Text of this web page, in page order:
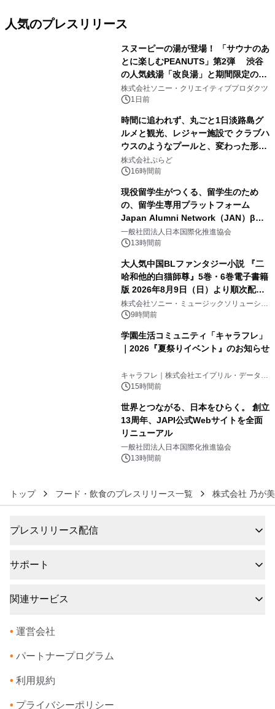
人気のプレスリリース
スヌーピーの湯が登場！ 「サウナのあ
とに楽しむPEANUTS」第2弾 渋谷
の人気銭湯「改良湯」と期間限定のコ
ラボレーション サウナイキタイコラ
ボグッズも発売決定！
株式会社ソニー・クリエイティブプロダクツ
1日前
時間に追われず、丸ごと1日淡路島グ
ルメと観光、レジャー施設で クラブハ
ウスのようなプールと、変わった形の
サウナも 「THE BOXY AWAJI」のお
得な素泊まり連泊プランで
株式会社ぷらど
16時間前
現役留学生がつくる、留学生のため
の、留学生専用プラットフォーム
Japan Alumni Network（JAN）β版
をリリース
一般社団法人日本国際化推進協会
13時間前
大人気中国BLファンタジー小説 『二
哈和他的白猫師尊』5巻・6巻電子書籍
版 2026年8月9日（日）より順次配信
開始
株式会社ソニー・ミュージックソリューショ
ンズ9時間前
学園生活コミュニティ「キャラフレ」
｜2026『夏祭りイベント』のお知らせ
キャラフレ｜株式会社エイプリル・データ・
デザインズ
15時間前
世界とつながる、日本をひらく。 創立
13周年、JAPI公式Webサイトを全面
リニューアル
一般社団法人日本国際化推進協会
13時間前
トップ フード・飲食のプレスリリース一覧 株式会社 乃が
プレスリリース配信
サポート
関連サービス
• 運営会社
• パートナープログラム
• 利用規約
• プライバシーポリシー